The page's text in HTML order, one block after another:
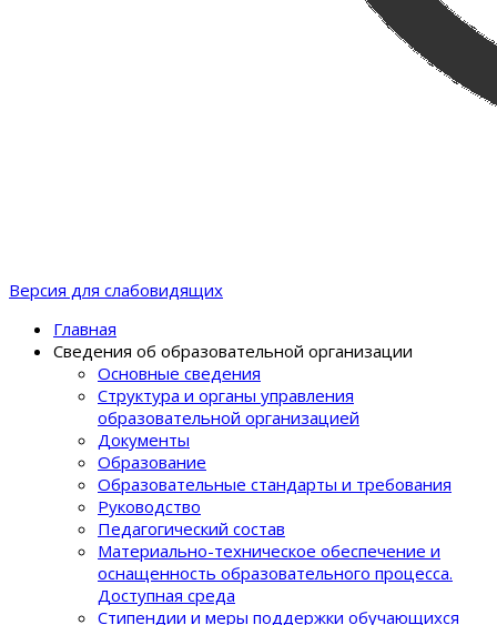
Версия для слабовидящих
Главная
Сведения об образовательной организации
Основные сведения
Структура и органы управления
образовательной организацией
Документы
Образование
Образовательные стандарты и требования
Руководство
Педагогический состав
Материально-техническое обеспечение и
оснащенность образовательного процеcса.
Доступная среда
Стипендии и меры поддержки обучающихся